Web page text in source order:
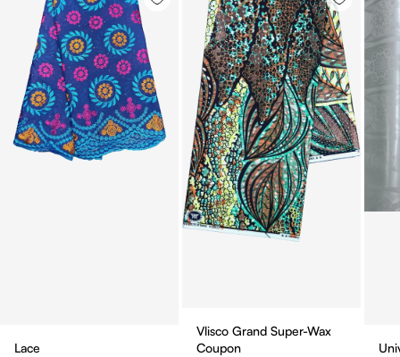
Lace
Vlisco Grand Super-Wax
Coupon